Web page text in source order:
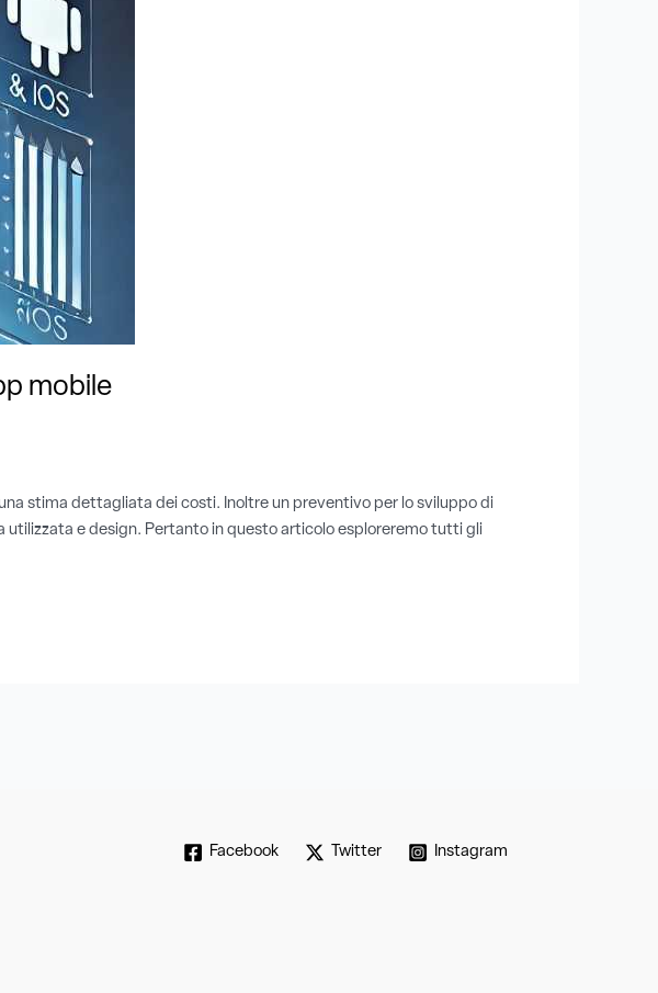
mobile
stima dettagliata dei costi. Inoltre un preventivo per lo sviluppo di
e design. Pertanto in questo articolo esploreremo tutti gli
Facebook Twitter Instagram